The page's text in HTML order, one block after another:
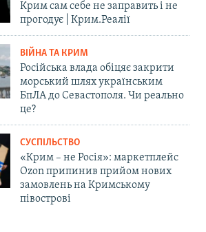
Крим сам себе не заправить і не
прогодує | Крим.Реалії
ВІЙНА ТА КРИМ
Російська влада обіцяє закрити
морський шлях українським
БпЛА до Севастополя. Чи реально
це?
СУСПІЛЬСТВО
«Крим – не Росія»: маркетплейс
Ozon припинив прийом нових
замовлень на Кримському
півострові